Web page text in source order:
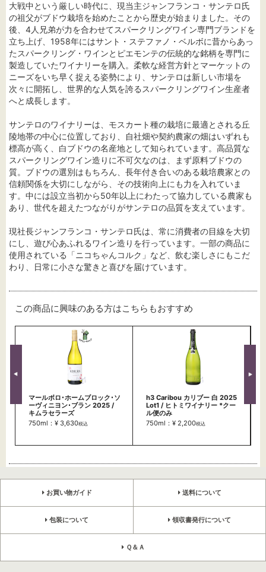
大戦中という厳しい時代に、現当主ジャンフランコ・サンテロ氏
の祖父がブドウ栽培を始めたことから歴史が始まりました。その
後、4人兄弟が力を合わせてスパークリングワイン専門ブランドを
立ち上げ、1958年にはサント・ステファノ・ベルボに昔からあっ
たスパークリング・ワインとピエモンテの伝統的な銘柄を専門に
製造していたワイナリーを購入。柔軟な経営方針とマーケットの
ニーズをいち早く捉える姿勢により、サンテロは新しい市場を
次々に開拓し、世界的な人気を誇るスパークリングワイン生産者
へと成長します。
サンテロのワイナリーは、モスカート種の栽培に最適とされる丘
陵地帯の中心に位置しており、自社畑や契約農家の畑はいずれも
標高が高く、白ブドウの名産地として知られています。高品質な
スパークリングワイン造りに不可欠なのは、まず原料ブドウの
質。ブドウの選別はもちろん、長年付き合いのある栽培農家との
信頼関係を大切にしながら、その技術向上にも力を入れていま
す。中には設立当初から50年以上にわたって協力している農家も
あり、世代を超えたつながりがサンテロの品質を支えています。
現社長ジャンフランコ・サンテロ氏は、常に消費者の目線を大切
にし、遊び心あふれるワイン造りを行っています。一部の商品に
使用されている「ニコちゃんコルク」など、飲む楽しさにもこだ
わり、日常に小さな驚きと喜びを届けています。
この商品に興味のある方はこちらもおすすめ
マールボロ･ホームブロック･ソ
ーヴィニヨン･ブラン 2025 /
キムラセラーズ
750ml：¥ 3,630税込
h3 Caribou カリブー 白 2025
Lot1 / ヒトミワイナリー *クー
ル便のみ
750ml：¥ 2,200税込
お買い物ガイド 送料について
包装について 領収書発行について
Ｑ＆Ａ